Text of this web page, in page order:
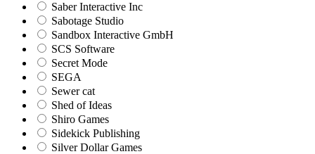
Saber Interactive Inc
Sabotage Studio
Sandbox Interactive GmbH
SCS Software
Secret Mode
SEGA
Sewer cat
Shed of Ideas
Shiro Games
Sidekick Publishing
Silver Dollar Games